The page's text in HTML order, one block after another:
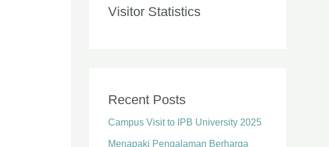
Visitor Statistics
Recent Posts
Campus Visit to IPB University 2025
Menapaki Pengalaman Berharga